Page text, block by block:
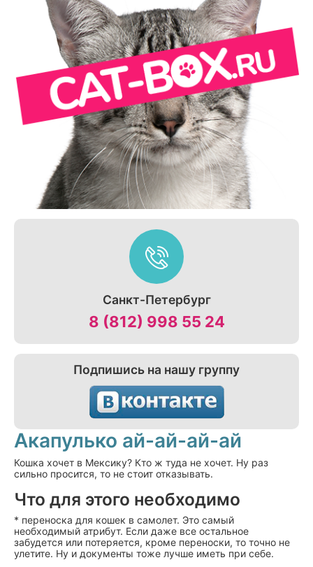
Санкт-Петербург
8 (812) 998 55 24
Подпишись на нашу группу
Акапулько ай-ай-ай-ай
Кошка хочет в Мексику? Кто ж туда не хочет. Ну раз
сильно просится, то не стоит отказывать.
Что для этого необходимо
* переноска для кошек в самолет. Это самый
необходимый атрибут. Если даже все остальное
забудется или потеряется, кроме переноски, то точно не
улетите. Ну и документы тоже лучше иметь при себе.